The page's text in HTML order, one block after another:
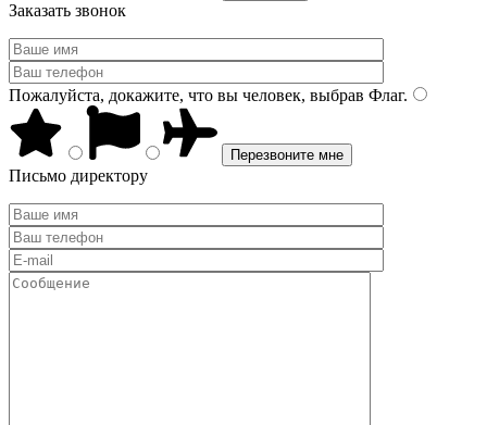
Заказать звонок
Пожалуйста, докажите, что вы человек, выбрав Флаг.
Письмо директору